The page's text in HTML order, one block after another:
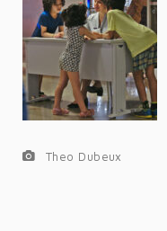
Theo Dubeux